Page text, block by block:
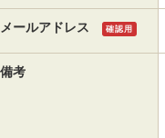
メールアドレス 確認用
備考